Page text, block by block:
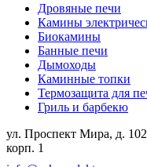
Дровяные печи
Камины
Биокамины
Банные печи
Дымоходы
Каминные топки
Термозащита для
Гриль и барбекю
ул. Проспект Мира, д.
корп. 1